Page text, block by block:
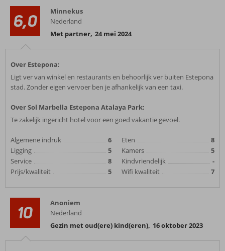
6,0
Minnekus
Nederland
Met partner, 24 mei 2024
Over Estepona:
Ligt ver van winkel en restaurants en behoorlijk ver buiten Estepona
stad. Zonder eigen vervoer ben je afhankelijk van een taxi.
Over Sol Marbella Estepona Atalaya Park:
Te zakelijk ingericht hotel voor een goed vakantie gevoel.
Algemene indruk
6
Ligging
5
Service
8
Prijs/kwaliteit
5
Eten
8
Kamers
5
Kindvriendelijk
-
Wifi kwaliteit
7
10
Anoniem
Nederland
Gezin met oud(ere) kind(eren), 16 oktober 2023